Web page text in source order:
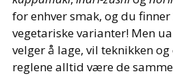
for enhver smak, og du
vegetariske varianter! Men
velger å lage, vil teknikken
reglene alltid være de